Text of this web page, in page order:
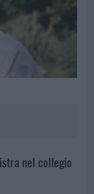
nel collegio